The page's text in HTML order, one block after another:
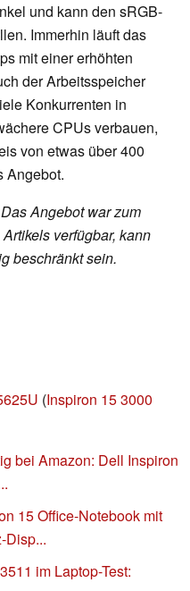
und kann den sRGB-
Immerhin läuft das
mit einer erhöhten
der Arbeitsspeicher
Konkurrenten in
CPUs verbauen,
von etwas über 400
Angebot.
Angebot war zum
verfügbar, kann
beschränkt sein.
(Inspiron 15 3000
bei Amazon: Dell Inspiron
15 Office-Notebook mit
Disp...
im Laptop-Test: